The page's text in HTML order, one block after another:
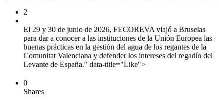
2
El 29 y 30 de junio de 2026, FECOREVA viajó a Bruselas
para dar a conocer a las instituciones de la Unión Europea las
buenas prácticas en la gestión del agua de los regantes de la
Comunitat Valenciana y defender los intereses del regadío del
Levante de España." data-title="Like">
0
Shares